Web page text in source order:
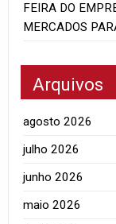
FEIRA DO
MERCADOS
Arquivos
agosto 2026
julho 2026
junho 2026
maio 2026